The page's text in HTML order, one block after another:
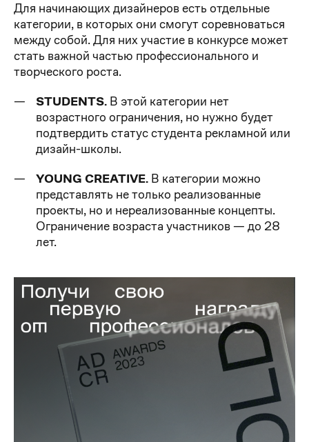
Для начинающих дизайнеров есть отдельные
категории, в которых они смогут соревноваться
между собой. Для них участие в конкурсе может
стать важной частью профессионального и
творческого роста.
STUDENTS. В этой категории нет
возрастного ограничения, но нужно будет
подтвердить статус студента рекламной или
дизайн-школы.
YOUNG CREATIVE. В категории можно
представлять не только реализованные
проекты, но и нереализованные концепты.
Ограничение возраста участников — до 28
лет.